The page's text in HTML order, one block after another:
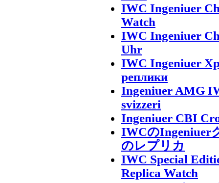
IWC Ingeniuer
Watch
IWC Ingeniuer
Uhr
IWC Ingeniuer
реплики
Ingeniuer AMG
svizzeri
Ingeniuer CBI
IWCのIngeniuer
のレプリカ
IWC Special
Replica Watch